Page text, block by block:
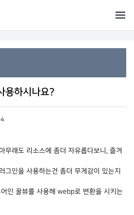
용하시나요?
래도 리소스에 좀더 자유롭다보니, 즐겨
그인을 사용하는건 좀더 무게감이 있는지
인 꿀뷰를 사용해 webp로 변환을 시키는